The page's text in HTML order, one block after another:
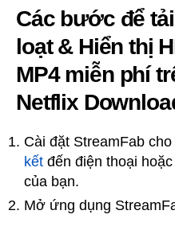
Các bước để
loạt & Hiển thị
MP4 miễn phí
Netflix
Cài đặt StreamFab
kết đến điện thoại
của bạn.
Mở ứng dụng